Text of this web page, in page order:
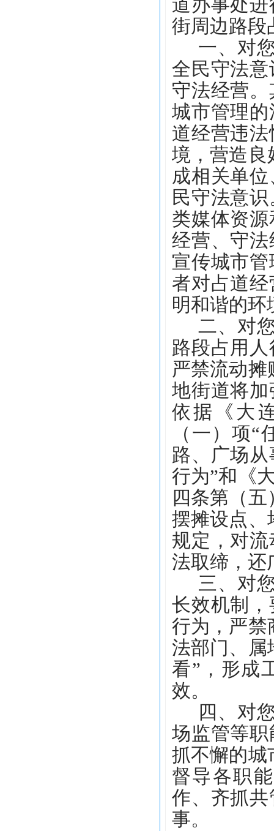
道办事处
街周边路段
一、对
全民守法
守法经营
城市管理
道经营违
境，营造良
成相关单
民守法意识
类媒体资
经营、守
宣传城市
者对占道
明和谐的环
二、对
路段占用
严禁流动
地街道将
依据
《大
（一）项“
路、广场
行为”和《
四条第（五
摆摊设点、
规定，对
法取缔，还
三、对
长效机制
行为，严禁
法部门、属
看”，形成
效。
四 、 对
场监管等
抓不懈的城
督导各职
作、 齐抓
事。